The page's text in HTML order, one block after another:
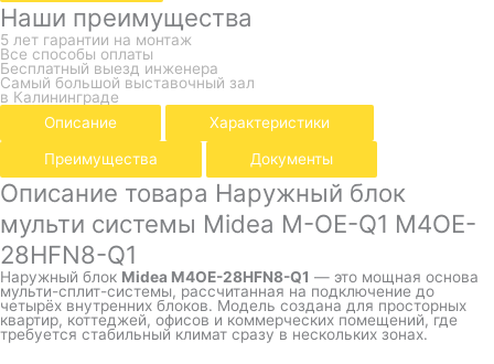
Наши преимущества
5 лет гарантии на монтаж
Все способы оплаты
Бесплатный выезд инженера
Самый большой выставочный зал
в Калининграде
Описание
Характеристики
Преимущества Документы
Описание товара Наружный блок
мульти системы Midea M-OE-Q1 M4OE-
28HFN8-Q1
Наружный блок Midea M4OE-28HFN8-Q1 — это мощная основа
мульти-сплит-системы, рассчитанная на подключение до
четырёх внутренних блоков. Модель создана для просторных
квартир, коттеджей, офисов и коммерческих помещений, где
требуется стабильный климат сразу в нескольких зонах.